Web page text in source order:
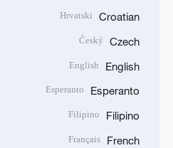
Croatian
Hrvatski
Czech
Český
English
English
Esperanto
Esperanto
Filipino
Filipino
French
Français